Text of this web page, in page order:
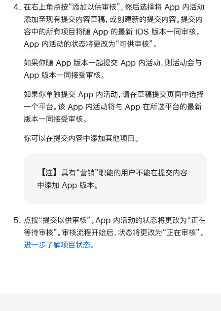
在右上角点按“添加以供审核”，然后选择将 App 内活动
添加至现有提交内容草稿，或创建新的提交内容。提交内
容中的所有项目将随 App 的最新 iOS 版本一同审核。
App 内活动的状态将更改为“可供审核”。
如果你随 App 版本一起提交 App 内活动，则活动会与
App 版本一同接受审核。
如果你单独提交 App 内活动，请在草稿提交页面中选择
一个平台。该 App 内活动将与 App 在所选平台的最新
版本一同接受审核。
你可以在提交内容中添加其他项目。
【注】 具有“营销”职能的用户不能在提交内容
中添加 App 版本。
点按“提交以供审核”。App 内活动的状态将更改为“正在
等待审核”。审核流程开始后，状态将更改为“正在审核”。
进一步了解项目状态。